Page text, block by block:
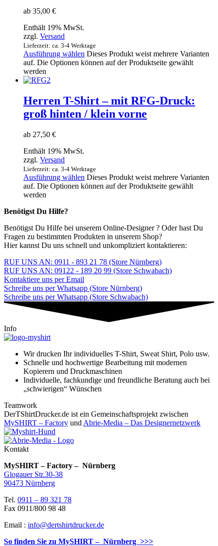
ab 35,00 €
Enthält 19% MwSt.
zzgl. Versand
Lieferzeit: ca. 3-4 Werktage
Ausführung wählen Dieses Produkt weist mehrere Varianten
auf. Die Optionen können auf der Produktseite gewählt
werden
Herren T-Shirt – mit RFG-Druck:
groß hinten / klein vorne
ab 27,50 €
Enthält 19% MwSt.
zzgl. Versand
Lieferzeit: ca. 3-4 Werktage
Ausführung wählen Dieses Produkt weist mehrere Varianten
auf. Die Optionen können auf der Produktseite gewählt
werden
Benötigst Du Hilfe?
Benötigst Du Hilfe bei unserem Online-Designer ? Oder hast Du
Fragen zu bestimmten Produkten in unserem Shop?
Hier kannst Du uns schnell und unkompliziert kontaktieren:
RUF UNS AN: 0911 - 893 21 78 (Store Nürnberg)
RUF UNS AN: 09122 - 189 20 99 (Store Schwabach)
Kontaktiere uns per Email
Schreibe uns per Whatsapp (Store Nürnberg)
Schreibe uns per Whatsapp (Store Schwabach)
Info
Wir drucken Ihr individuelles T-Shirt, Sweat Shirt, Polo usw.
Schnelle und hochwertige Bearbeitung mit modernen
Kopierern und Druckmaschinen
Individuelle, fachkundige und freundliche Beratung auch bei
„schwierigen“ Wünschen
Teamwork
DerTShirtDrucker.de ist ein Gemeinschaftsprojekt zwischen
MySHIRT – Factory undAbrie-Media – Das Designernetzwerk
Kontakt
MySHIRT – Factory – Nürnberg
Glogauer Str.30-38
90473 Nürnberg
Tel. 0911 – 89 321 78
Fax 0911/800 98 48
Email : info@dertshirtdrucker.de
So finden Sie zu MySHIRT – Nürnberg >>>